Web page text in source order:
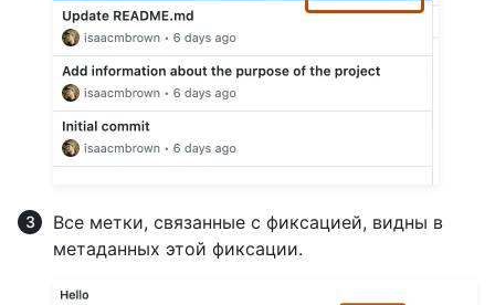
Все метки, связанные с фиксацией, видны в
метаданных этой фиксации.